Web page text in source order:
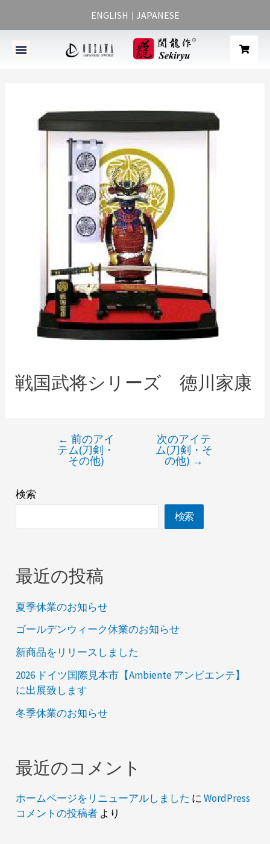
ENGLISH ｜ JAPANESE
戦国武将シリーズ 徳川家康
← 前のアイ
テム(刀剣・
その他)
次のアイテ
ム(刀剣・そ
の他) →
検索
検索
最近の投稿
夏季休業のお知らせ
ゴールデンウィーク休業のお知らせ
新商品をリリースしました
2026 ドイツ国際見本市【Ambiente アンビエンテ】
に出展致します
冬季休業のお知らせ
最近のコメント
ホームページをリニューアルしました にWordPress
コメントの投稿者より